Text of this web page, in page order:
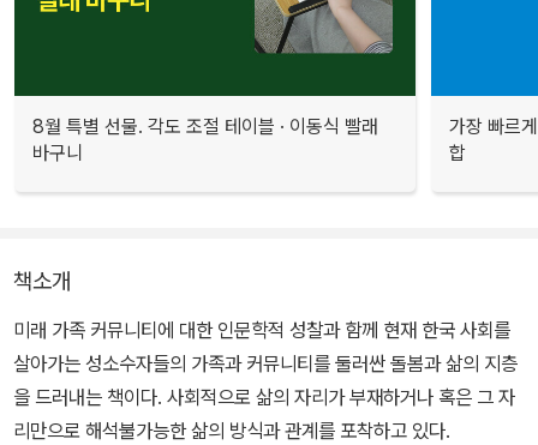
8월 특별 선물. 각도 조절 테이블 · 이동식 빨래
바구니
가장 빠르
합
책소개
미래 가족 커뮤니티에 대한 인문학적 성찰과 함께 현재 한국 사회를
살아가는 성소수자들의 가족과 커뮤니티를 둘러싼 돌봄과 삶의 지층
을 드러내는 책이다. 사회적으로 삶의 자리가 부재하거나 혹은 그 자
리만으로 해석불가능한 삶의 방식과 관계를 포착하고 있다.